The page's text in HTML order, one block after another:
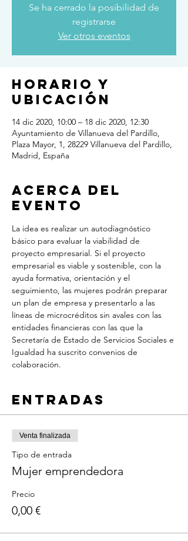
Se ha cerrado la posibilidad de
registrarse
Ver otros eventos
Horario y
ubicación
14 dic 2020, 10:00 – 18 dic 2020, 12:30
Ayuntamiento de Villanueva del Pardillo,
Plaza Mayor, 1, 28229 Villanueva del Pardillo,
Madrid, España
Acerca del
evento
La idea es realizar un autodiagnóstico
básico para evaluar la viabilidad de
proyecto empresarial. Si el proyecto
empresarial es viable y sostenible, con la
ayuda formativa, orientación y el
seguimiento, las mujeres podrán preparar
un plan de empresa y presentarlo a las
líneas de microcréditos sin avales con las
entidades financieras con las que la
Secretaría de Estado de Servicios Sociales e
Igualdad ha suscrito convenios de
colaboración.
Entradas
Venta finalizada
Tipo de entrada
Mujer emprendedora
Precio
0,00 €